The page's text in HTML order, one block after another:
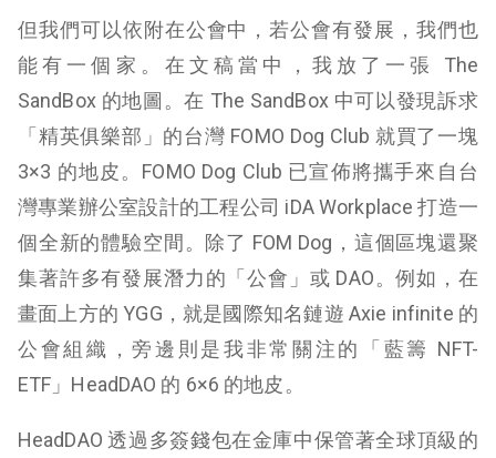
但我們可以依附在公會中，若公會有發展，我們也
能有一個家。在文稿當中，我放了一張 The
SandBox 的地圖。在 The SandBox 中可以發現訴求
「精英俱樂部」的台灣 FOMO Dog Club 就買了一塊
3×3 的地皮。FOMO Dog Club 已宣佈將攜手來自台
灣專業辦公室設計的工程公司 iDA Workplace 打造一
個全新的體驗空間。除了 FOM Dog，這個區塊還聚
集著許多有發展潛力的「公會」或 DAO。例如，在
畫面上方的 YGG，就是國際知名鏈遊 Axie infinite 的
公會組織，旁邊則是我非常關注的「藍籌 NFT-
ETF」HeadDAO 的 6×6 的地皮。
HeadDAO 透過多簽錢包在金庫中保管著全球頂級的